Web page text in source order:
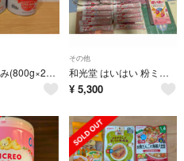
明治ほほえみ(800g×2缶入)
その他
和光堂 はいはい 粉ミルク缶2個、スティック 全部セット
¥ 5,300